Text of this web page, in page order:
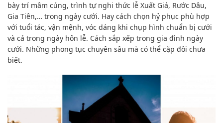
bày trí mâm cúng, trình tự nghi thức lễ Xuất Giá, Rước Dâu,
Gia Tiên,… trong ngày cưới. Hay cách chọn hỷ phục phù hợp
với tuổi tác, vận mệnh, vóc dáng khi chụp hình chuẩn bị cưới
và cả trong ngày hôn lễ. Cách sắp xếp trong gia đình ngày
cưới. Những phong tục chuyên sâu mà có thể cặp đôi chưa
biết.